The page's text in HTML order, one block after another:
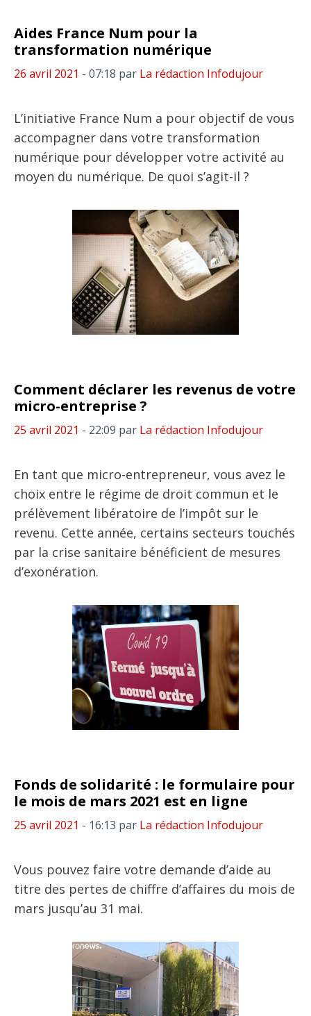
Aides France Num pour la
transformation numérique
26 avril 2021 - 07:18 par La rédaction Infodujour
L’initiative France Num a pour objectif de vous
accompagner dans votre transformation
numérique pour développer votre activité au
moyen du numérique. De quoi s’agit-il ?
Comment déclarer les revenus de votre
micro-entreprise ?
25 avril 2021 - 22:09 par La rédaction Infodujour
En tant que micro-entrepreneur, vous avez le
choix entre le régime de droit commun et le
prélèvement libératoire de l’impôt sur le
revenu. Cette année, certains secteurs touchés
par la crise sanitaire bénéficient de mesures
d’exonération.
Fonds de solidarité : le formulaire pour
le mois de mars 2021 est en ligne
25 avril 2021 - 16:13 par La rédaction Infodujour
Vous pouvez faire votre demande d’aide au
titre des pertes de chiffre d’affaires du mois de
mars jusqu’au 31 mai.